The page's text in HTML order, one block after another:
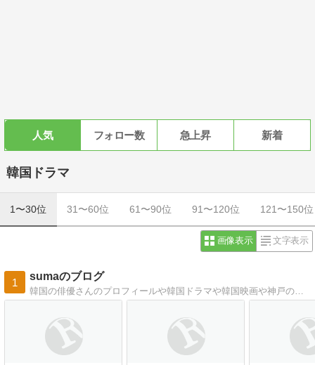
人気 フォロー数 急上昇 新着
韓国ドラマ
1〜30位 31〜60位 61〜90位 91〜120位 121〜150位
画像表示 文字表示
1
sumaのブログ
韓国の俳優さんのプロフィールや韓国ドラマや韓国映画や神戸のことなど…病後につき時々更新！韓国時代劇の語句説明や日本史についてもたまに書いています